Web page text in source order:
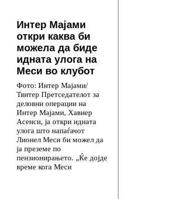
Интер Мајами
откри каква би
можела да биде
идната улога на
Меси во клубот
Фото: Интер Мајами/
Твитер Претседателот за
деловни операции на
Интер Мајами, Хавиер
Асенси, ја откри идната
улога што напаѓачот
Лионел Меси би можел да
ја преземе по
пензионирањето. „Ќе дојде
време кога Меси